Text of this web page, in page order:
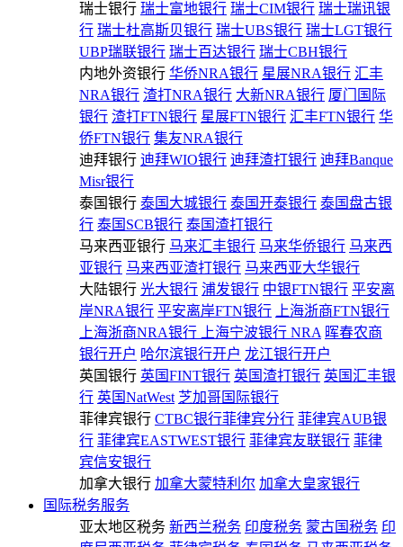
瑞士银行 瑞士富地银行 瑞士CIM银行 瑞士瑞讯银
行 瑞士杜高斯贝银行 瑞士UBS银行 瑞士LGT银行
UBP瑞联银行 瑞士百达银行 瑞士CBH银行
内地外资银行 华侨NRA银行 星展NRA银行 汇丰
NRA银行 渣打NRA银行 大新NRA银行 厦门国际
银行 渣打FTN银行 星展FTN银行 汇丰FTN银行 华
侨FTN银行 集友NRA银行
迪拜银行 迪拜WIO银行 迪拜渣打银行 迪拜Banque
Misr银行
泰国银行 泰国大城银行 泰国开泰银行 泰国盘古银
行 泰国SCB银行 泰国渣打银行
马来西亚银行 马来汇丰银行 马来华侨银行 马来西
亚银行 马来西亚渣打银行 马来西亚大华银行
大陆银行 光大银行 浦发银行 中银FTN银行 平安离
岸NRA银行 平安离岸FTN银行
上海浙商FTN银行
上海浙商NRA银行
上海宁波银行 NRA 晖春农商
银行开户 哈尔滨银行开户 龙江银行开户
英国银行 英国FINT银行 英国渣打银行 英国汇丰银
行 英国NatWest 芝加哥国际银行
菲律宾银行 CTBC银行菲律宾分行 菲律宾AUB银
行 菲律宾EASTWEST银行 菲律宾友联银行 菲律
宾信安银行
加拿大银行 加拿大蒙特利尔 加拿大皇家银行
国际税务服务
亚太地区税务 新西兰税务 印度税务 蒙古国税务 印